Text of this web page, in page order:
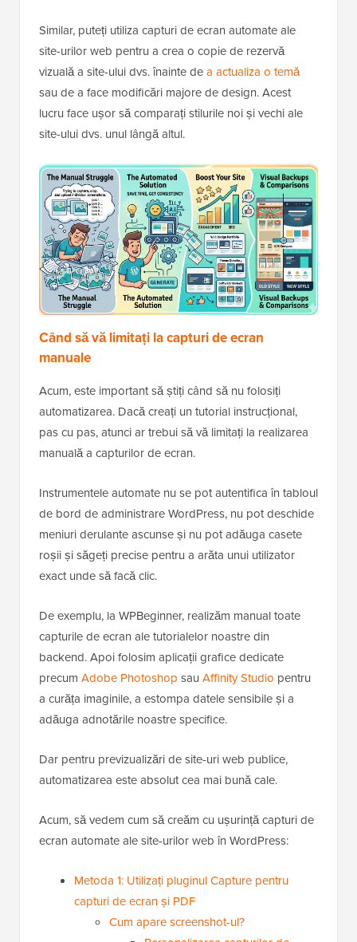
Similar, puteți utiliza capturi de ecran automate ale
site-urilor web pentru a crea o copie de rezervă
vizuală a site-ului dvs. înainte dea actualiza o temă
sau de a face modificări majore de design. Acest
lucru face ușor să comparați stilurile noi și vechi ale
site-ului dvs. unul lângă altul.
Când să vă limitați la capturi de ecran
manuale
Acum, este important să știți când să nu folosiți
automatizarea. Dacă creați un tutorial instrucțional,
pas cu pas, atunci ar trebui să vă limitați la realizarea
manuală a capturilor de ecran.
Instrumentele automate nu se pot autentifica în tabloul
de bord de administrare WordPress, nu pot deschide
meniuri derulante ascunse și nu pot adăuga casete
roșii și săgeți precise pentru a arăta unui utilizator
exact unde să facă clic.
De exemplu, la WPBeginner, realizăm manual toate
capturile de ecran ale tutorialelor noastre din
backend. Apoi folosim aplicații grafice dedicate
precum Adobe Photoshop sau Affinity Studio pentru
a curăța imaginile, a estompa datele sensibile și a
adăuga adnotările noastre specifice.
Dar pentru previzualizări de site-uri web publice,
automatizarea este absolut cea mai bună cale.
Acum, să vedem cum să creăm cu ușurință capturi de
ecran automate ale site-urilor web în WordPress:
Metoda 1: Utilizați pluginul Capture pentru
capturi de ecran și PDF
Cum apare screenshot-ul?